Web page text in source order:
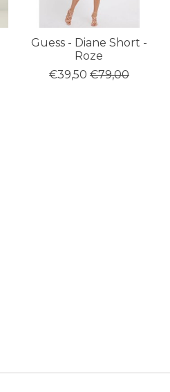
Guess - Diane Short -
Roze
€39,50 €79,00